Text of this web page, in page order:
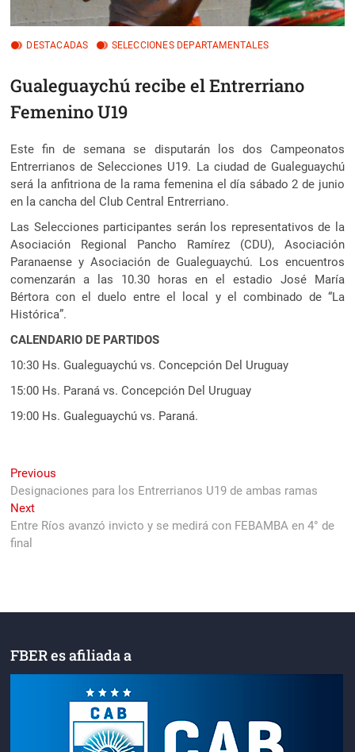
DESTACADAS SELECCIONES DEPARTAMENTALES
Gualeguaychú recibe el Entrerriano
Femenino U19
Este fin de semana se disputarán los dos Campeonatos
Entrerrianos de Selecciones U19. La ciudad de Gualeguaychú
será la anfitriona de la rama femenina el día sábado 2 de junio
en la cancha del Club Central Entrerriano.
Las Selecciones participantes serán los representativos de la
Asociación Regional Pancho Ramírez (CDU), Asociación
Paranaense y Asociación de Gualeguaychú. Los encuentros
comenzarán a las 10.30 horas en el estadio José María
Bértora con el duelo entre el local y el combinado de “La
Histórica”.
CALENDARIO DE PARTIDOS
10:30 Hs. Gualeguaychú vs. Concepción Del Uruguay
15:00 Hs. Paraná vs. Concepción Del Uruguay
19:00 Hs. Gualeguaychú vs. Paraná.
Navegación
de
entradas
Previous
post:
Designaciones para los Entrerrianos U19 de ambas ramas
NextNext
post:
Entre Ríos avanzó invicto y se medirá con FEBAMBA en 4° de
final
FBER es afiliada a